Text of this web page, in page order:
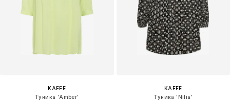
KAFFE
Туника 'Amber'
KAFFE
Туника 'Nilia'